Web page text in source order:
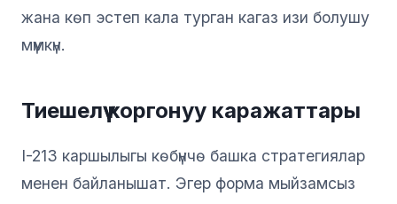
жана көп эстеп кала турган кагаз изи болушу
мүмкүн.
Тиешелүү коргонуу каражаттары
I-213 каршылыгы көбүнчө башка стратегиялар
менен байланышат. Эгер форма мыйзамсыз